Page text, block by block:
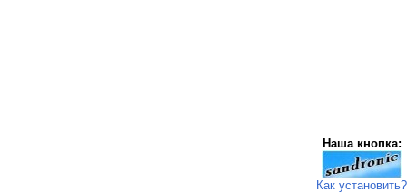
Наша кнопка:
Как установить?